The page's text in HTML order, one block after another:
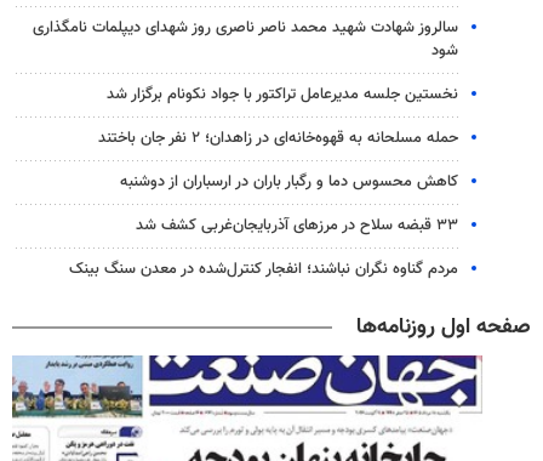
سالروز شهادت شهید محمد ناصر ناصری روز شهدای دیپلمات نامگذاری
شود
نخستین جلسه مدیرعامل تراکتور با جواد نکونام برگزار شد
حمله مسلحانه به قهوه‌خانه‌ای در زاهدان؛ ۲ نفر جان باختند
کاهش محسوس دما و رگبار باران در ارسباران از دوشنبه
۳۳ قبضه سلاح در مرزهای آذربایجان‌غربی کشف شد
مردم گناوه نگران نباشند؛ انفجار کنترل‌شده در معدن سنگ بینک
صفحه اول روزنامه‌ها